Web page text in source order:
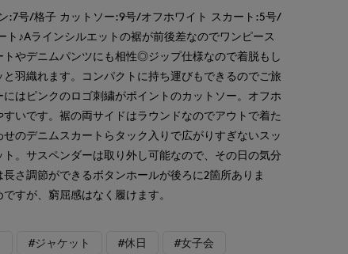
:7号/格子 カットソー:9号/オフホワイト スカート:5号/
ト♪Aラインシルエットの裾が前後差なのでワンピース
やデニムパンツにも相性◎ジップ仕様なので着脱もし
羽織れます。コンパクトに持ち運びもできるのでご旅
はピンクのロゴ刺繍がポイントのカットソー。オフホ
いです。裾の両サイドはラウンドなのでアウトで着た
のデニムスカートらタック入りで広がりすぎないスッ
。サスペンダーは取り外し可能なので、その日の気分
さ調節ができるボタンホールが後ろに2箇所ありま
すが、窮屈感はなく履けます。
#ジャケット #休日 #女子会